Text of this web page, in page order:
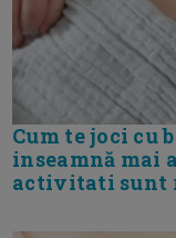
Cum te joci cu
inseamnă mai
activitati sunt